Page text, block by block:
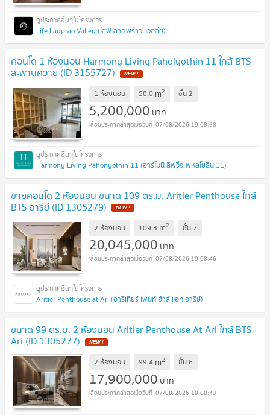
Life Ladprao Valley (ไลฟ์ ลาดพร้าว แวลลีย์)
คอนโด 1 ห้องนอน Harmony Living Paholyothin 11 ใกล้ BTS
สะพานควาย (ID 3155727)
1 ห้องนอน 58.0 m2 ชั้น2
5,200,000 บาท
07/08/2026 19:08:58
Harmony Living Pahonyothin 11 (ฮาร์โมนี ลิฟวิ่ง พหลโยธิน 11)
ขายคอนโด 2 ห้องนอน ขนาด 109 ตร.ม. Aritier Penthouse ใกล้
BTS อารีย์ (ID 1305279)
2 ห้องนอน 109.3 m2 ชั้น 7
20,045,000 บาท
07/08/2026 19:08:46
Aritier Penthouse at Ari (อารีเทียร์ เพนท์เฮ้าส์ แอท อารีย์)
ขนาด 99 ตร.ม. 2 ห้องนอน Aritier Penthouse At Ari ใกล้ BTS
Ari (ID 1305277)
2 ห้องนอน 99.4 m2 ชั้น6
17,900,000 บาท
07/08/2026 19:08:43